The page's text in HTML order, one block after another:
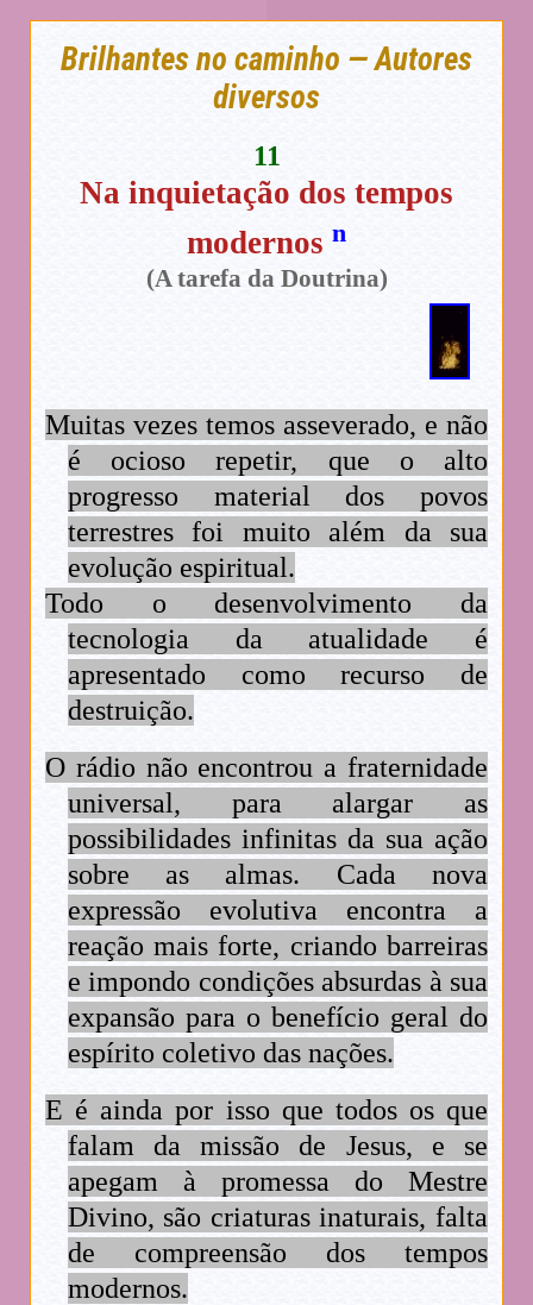
Brilhantes no caminho — Autores
diversos
11
Na inquietação dos tempos
modernos n
(A tarefa da Doutrina)
Muitas vezes temos asseverado, e não
é ocioso repetir, que o alto
progresso material dos povos
terrestres foi muito além da sua
evolução espiritual.
Todo o desenvolvimento da
tecnologia da atualidade é
apresentado como recurso de
destruição.
O rádio não encontrou a fraternidade
universal, para alargar as
possibilidades infinitas da sua ação
sobre as almas. Cada nova
expressão evolutiva encontra a
reação mais forte, criando barreiras
e impondo condições absurdas à sua
expansão para o benefício geral do
espírito coletivo das nações.
E é ainda por isso que todos os que
falam da missão de Jesus, e se
apegam à promessa do Mestre
Divino, são criaturas inaturais, falta
de compreensão dos tempos
modernos.